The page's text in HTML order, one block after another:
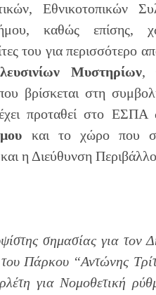
Εθνικοτοπικών
καθώς επίσης,
του για περισσότερο
Μυστηρίων,
βρίσκεται στη
προταθεί στο ΕΣΠΑ
και το χώρο που
η Διεύθυνση
σημασίας για τον
του Πάρκου “Αντώνης
για Νομοθετική